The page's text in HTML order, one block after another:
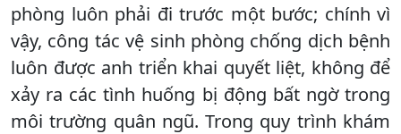
phòng luôn phải đi trước một bước; chính vì
vậy, công tác vệ sinh phòng chống dịch bệnh
luôn được anh triển khai quyết liệt, không để
xảy ra các tình huống bị động bất ngờ trong
môi trường quân ngũ. Trong quy trình khám